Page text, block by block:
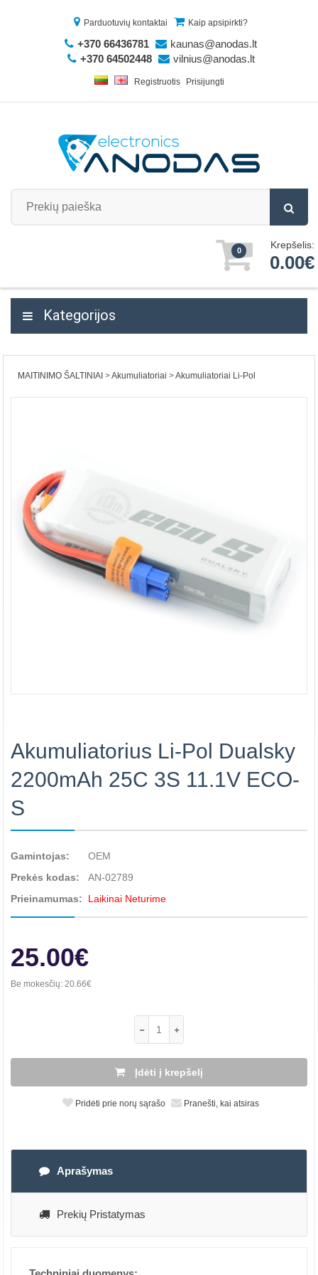
Parduotuvių kontaktai Kaip apsipirkti?
+370 66436781
kaunas@anodas.lt
+370 64502448
vilnius@anodas.lt
Registruotis Prisijungti
0 Krepšelis:
0.00€
Kategorijos
MAITINIMO ŠALTINIAI Akumuliatoriai Akumuliatoriai Li-Pol
Akumuliatorius Li-Pol Dualsky
2200mAh 25C 3S 11.1V ECO-
S
Gamintojas:
OEM
Prekės kodas:
AN-02789
Prieinamumas:
Laikinai Neturime
25.00€
Be mokesčių: 20.66€
Įdėti į krepšelį
Pridėti prie norų sąrašo Pranešti, kai atsiras
Aprašymas
Prekių Pristatymas